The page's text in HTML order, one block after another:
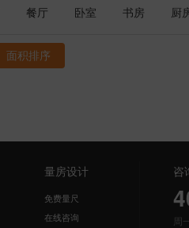
餐厅 卧室 书房 厨
面积排序
量房设计
免费量尺
在线咨询
咨
周